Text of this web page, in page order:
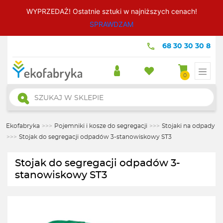
WYPRZEDAŻ! Ostatnie sztuki w najniższych cenach!
SPRAWDZAM
68 30 30 30 8
0
Wyszukiwarka
produktów
Ekofabryka >>> Pojemniki i kosze do segregacji >>> Stojaki na odpady
>>> Stojak do segregacji odpadów 3-stanowiskowy ST3
Stojak do segregacji odpadów 3-
stanowiskowy ST3